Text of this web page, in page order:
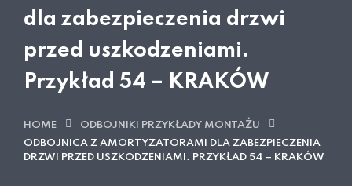
dla zabezpieczenia drzwi
przed uszkodzeniami.
Przykład 54 – KRAKÓW
HOME
ODBOJNIKI PRZYKŁADY MONTAŻU
ODBOJNICA Z AMORTYZATORAMI DLA ZABEZPIECZENIA
DRZWI PRZED USZKODZENIAMI. PRZYKŁAD 54 – KRAKÓW